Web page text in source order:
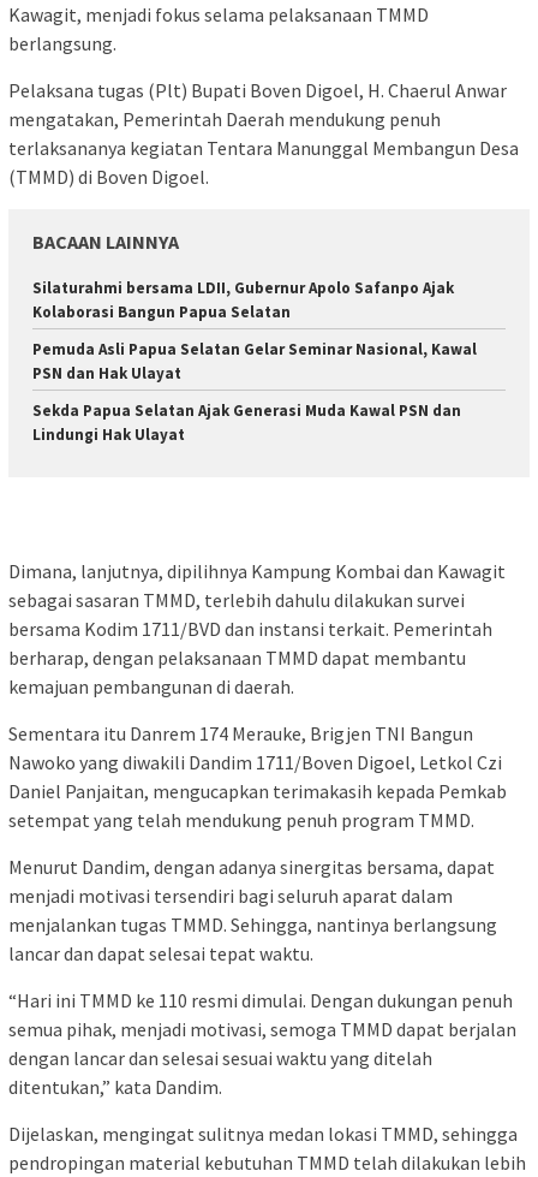
Kawagit, menjadi fokus selama pelaksanaan TMMD
berlangsung.
Pelaksana tugas (Plt) Bupati Boven Digoel, H. Chaerul Anwar
mengatakan, Pemerintah Daerah mendukung penuh
terlaksananya kegiatan Tentara Manunggal Membangun Desa
(TMMD) di Boven Digoel.
BACAAN LAINNYA
Silaturahmi bersama LDII, Gubernur Apolo Safanpo Ajak
Kolaborasi Bangun Papua Selatan
Pemuda Asli Papua Selatan Gelar Seminar Nasional, Kawal
PSN dan Hak Ulayat
Sekda Papua Selatan Ajak Generasi Muda Kawal PSN dan
Lindungi Hak Ulayat
Dimana, lanjutnya, dipilihnya Kampung Kombai dan Kawagit
sebagai sasaran TMMD, terlebih dahulu dilakukan survei
bersama Kodim 1711/BVD dan instansi terkait. Pemerintah
berharap, dengan pelaksanaan TMMD dapat membantu
kemajuan pembangunan di daerah.
Sementara itu Danrem 174 Merauke, Brigjen TNI Bangun
Nawoko yang diwakili Dandim 1711/Boven Digoel, Letkol Czi
Daniel Panjaitan, mengucapkan terimakasih kepada Pemkab
setempat yang telah mendukung penuh program TMMD.
Menurut Dandim, dengan adanya sinergitas bersama, dapat
menjadi motivasi tersendiri bagi seluruh aparat dalam
menjalankan tugas TMMD. Sehingga, nantinya berlangsung
lancar dan dapat selesai tepat waktu.
“Hari ini TMMD ke 110 resmi dimulai. Dengan dukungan penuh
semua pihak, menjadi motivasi, semoga TMMD dapat berjalan
dengan lancar dan selesai sesuai waktu yang ditelah
ditentukan,” kata Dandim.
Dijelaskan, mengingat sulitnya medan lokasi TMMD, sehingga
pendropingan material kebutuhan TMMD telah dilakukan lebih